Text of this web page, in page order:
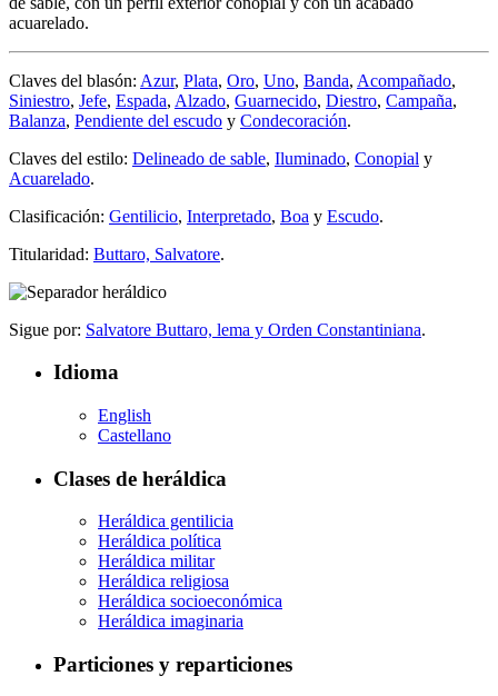
acuarelado.
Claves del blasón: Azur, Plata, Oro, Uno, Banda, Acompañado,
Siniestro, Jefe, Espada, Alzado, Guarnecido, Diestro, Campaña,
Balanza, Pendiente del escudo y Condecoración.
Claves del estilo: Delineado de sable, Iluminado, Conopial y
Acuarelado.
Clasificación: Gentilicio, Interpretado, Boa y Escudo.
Titularidad: Buttaro, Salvatore.
Sigue por: Salvatore Buttaro, lema y Orden Constantiniana.
Idioma
English
Castellano
Clases de heráldica
Heráldica gentilicia
Heráldica política
Heráldica militar
Heráldica religiosa
Heráldica socioeconómica
Heráldica imaginaria
Particiones y reparticiones